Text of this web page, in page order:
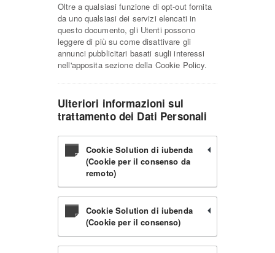
Oltre a qualsiasi funzione di opt-out fornita
da uno qualsiasi dei servizi elencati in
questo documento, gli Utenti possono
leggere di più su come disattivare gli
annunci pubblicitari basati sugli interessi
nell'apposita sezione della Cookie Policy.
Ulteriori informazioni sul
trattamento dei Dati Personali
Cookie Solution di iubenda
(Cookie per il consenso da
remoto)
Cookie Solution di iubenda
(Cookie per il consenso)